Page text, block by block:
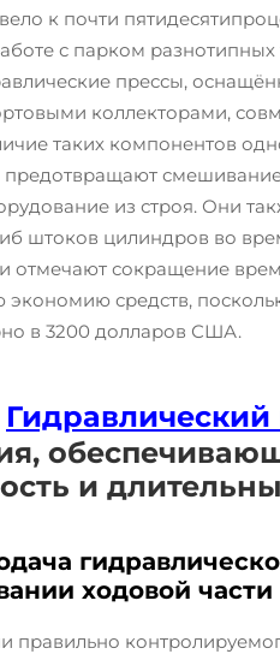
к почти
с парком
прессы,
коллекторами,
таких компонентов
из строя. Они
штоков цилиндров во
отмечают сокращение
экономию средств,
в 3200 долларов США.
и
ходовой части
правильно